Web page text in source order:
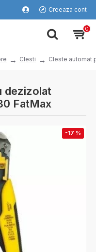
Creeaza cont
0
Clesti Cleste automat
dezizolat
FatMax
-17 %